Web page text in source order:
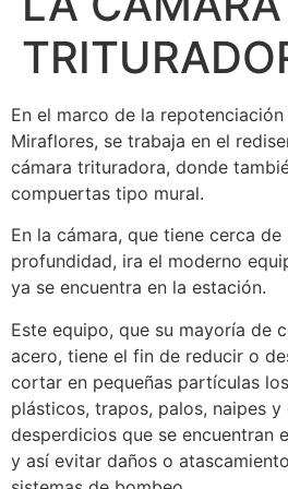
En el marco de la
Miraflores, se trabaja en el
cámara trituradora, donde
compuertas tipo mural.
En la cámara, que tiene cerca
profundidad, ira el moderno
ya se encuentra en la estación.
Este equipo, que su mayoría de
acero, tiene el fin de reducir o
cortar en pequeñas partículas
plásticos, trapos, palos, naipes
desperdicios que se encuentran
y así evitar daños o